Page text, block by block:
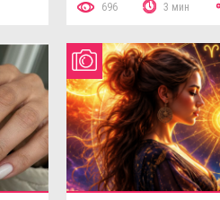
696 3 мин